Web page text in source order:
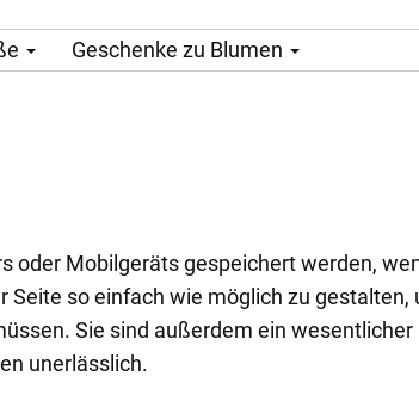
Geschenke zu Blumen
oder Mobilgeräts gespeichert werden,
so einfach wie möglich zu gestalten,
Sie sind außerdem ein wesentlicher
unerlässlich.